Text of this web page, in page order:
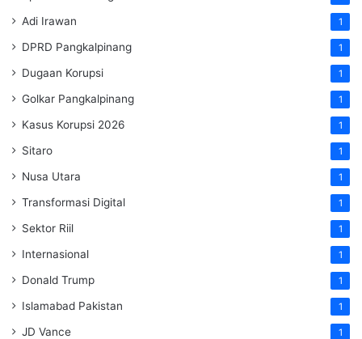
Adi Irawan 1
DPRD Pangkalpinang 1
Dugaan Korupsi 1
Golkar Pangkalpinang 1
Kasus Korupsi 2026 1
Sitaro 1
Nusa Utara 1
Transformasi Digital 1
Sektor Riil 1
Internasional 1
Donald Trump 1
Islamabad Pakistan 1
JD Vance 1